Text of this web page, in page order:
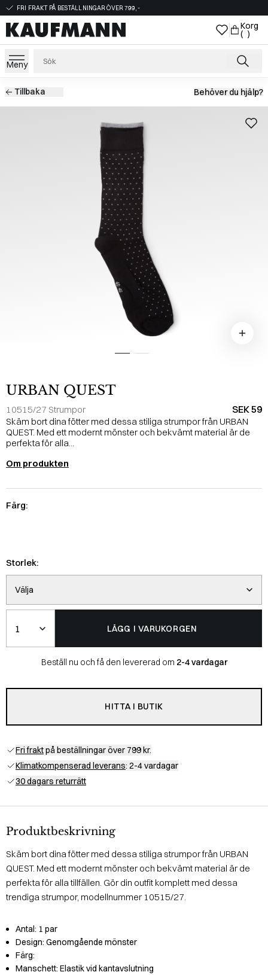
FRI FRAKT PÅ BESTÄLLNINGAR ÖVER 799,-
Korg
( )
Meny
Tillbaka Behöver du hjälp?
URBAN QUEST
10515/27 Strumpor SEK 59
Skäm bort dina fötter med dessa stiliga strumpor från URBAN
QUEST. Med ett modernt mönster och bekvämt material är de
perfekta för alla...
Om produkten
Färg:
Storlek:
Välja
LÄGG I VARUKORGEN
Beställ nu och få den levererad om 2-4 vardagar
HITTA I BUTIK
Fri fraktpå beställningar över 799 kr.
Klimatkompenserad leverans: 2-4 vardagar
30 dagars returrätt
Produktbeskrivning
Skäm bort dina fötter med dessa stiliga strumpor från URBAN
QUEST. Med ett modernt mönster och bekvämt material är de
perfekta för alla tillfällen. Gör din outfit komplett med dessa
trendiga strumpor, modellnummer 10515/27.
Antal: 1 par
Design: Genomgående mönster
Färg:
Manschett: Elastik vid kantavslutning